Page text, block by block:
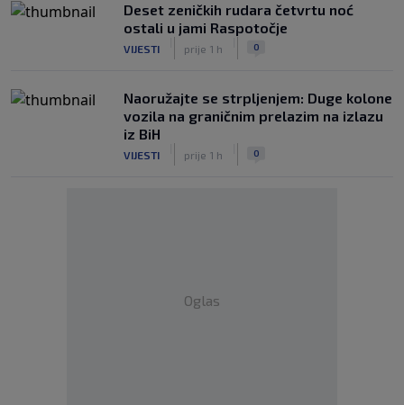
Deset zeničkih rudara četvrtu noć
ostali u jami Raspotočje
VIJESTI prije 1 h 0
Naoružajte se strpljenjem: Duge kolone
vozila na graničnim prelazim na izlazu
iz BiH
VIJESTI prije 1 h 0
Oglas